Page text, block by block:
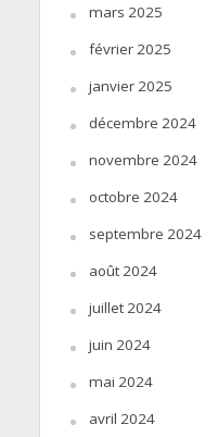
mars 2025
février 2025
janvier 2025
décembre 2024
novembre 2024
octobre 2024
septembre 2024
août 2024
juillet 2024
juin 2024
mai 2024
avril 2024